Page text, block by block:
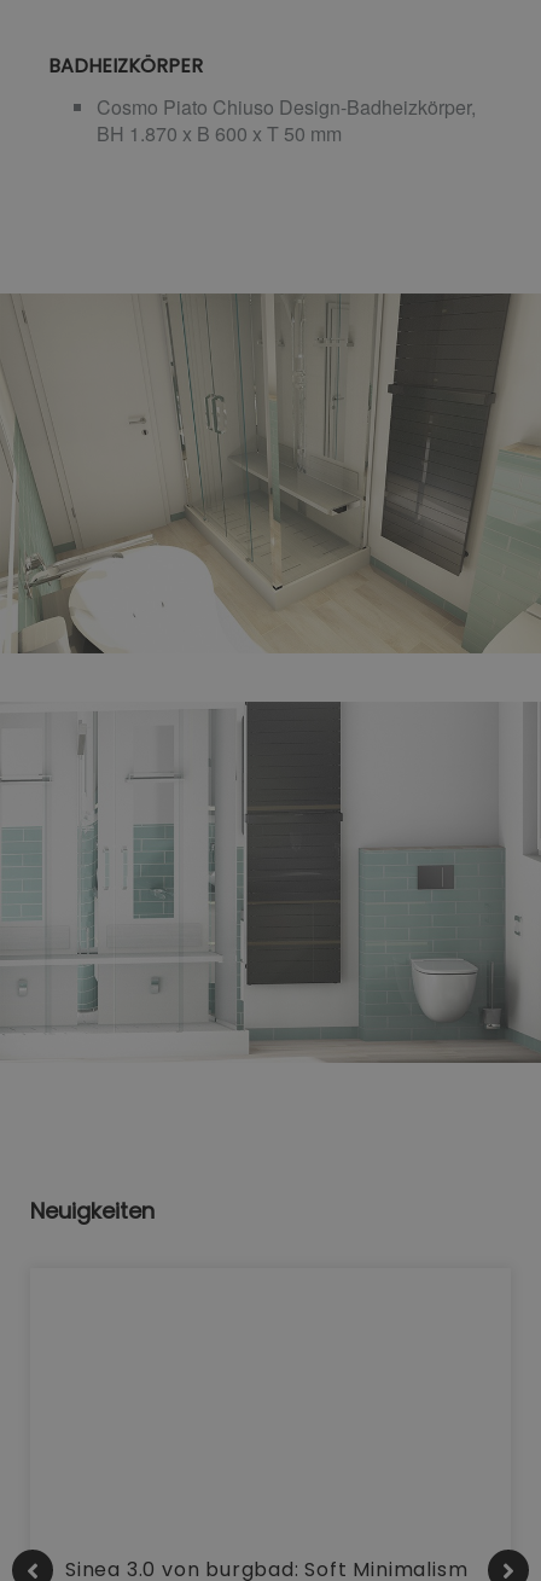
BADHEIZKÖRPER
Cosmo Piato Chiuso Design-Badheizkörper,
BH 1.870 x B 600 x T 50 mm
Neuigkeiten
Sinea 3.0 von burgbad: Soft Minimalism